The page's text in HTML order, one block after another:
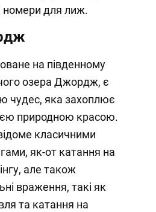
номери для лиж.
на південному
озера Джордж, є
чудес, яка захоплює
природною красою.
класичними
як-от катання на
але також
враження, такі як
та катання на